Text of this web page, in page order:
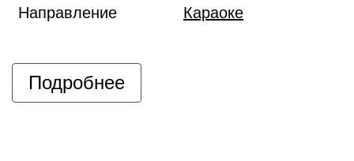
Направление Караоке
Подробнее